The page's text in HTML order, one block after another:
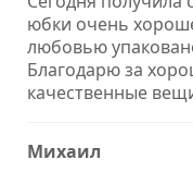
юбки очень
любовью
Благодарю за
качественные
Михаил